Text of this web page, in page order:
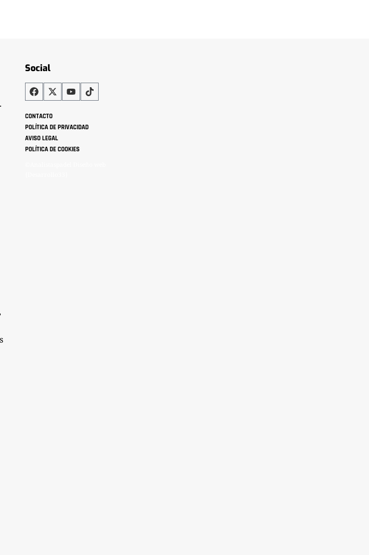
Social
CONTACTO
POLÍTICA DE PRIVACIDAD
AVISO LEGAL
POLÍTICA DE COOKIES